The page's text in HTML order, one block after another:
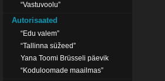
“Vastuvoolu”
Autorisaated
“Edu valem”
“Tallinna süžeed”
Yana Toomi Brüsseli päevik
“Koduloomade maailmas”